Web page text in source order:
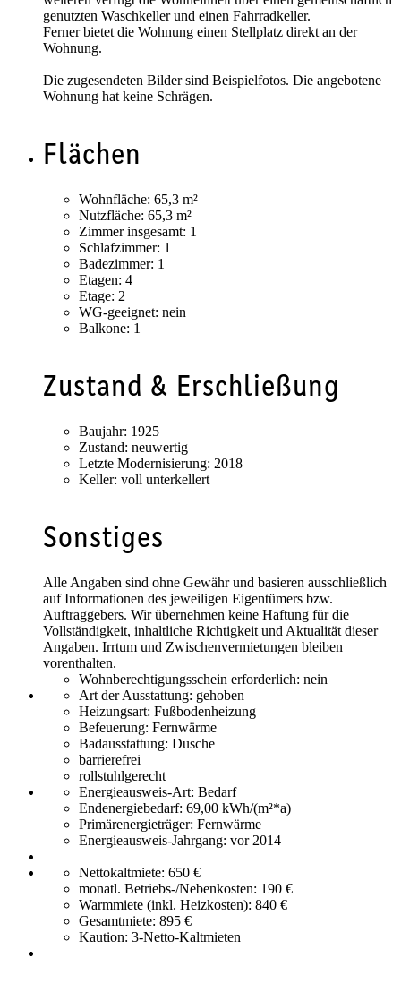
genutzten Waschkeller und einen Fahrradkeller.
Ferner bietet die Wohnung einen Stellplatz direkt an der
Wohnung.
Die zugesendeten Bilder sind Beispielfotos. Die angebotene
Wohnung hat keine Schrägen.
Flächen
Wohnfläche: 65,3 m²
Nutzfläche: 65,3 m²
Zimmer insgesamt: 1
Schlafzimmer: 1
Badezimmer: 1
Etagen: 4
Etage: 2
WG-geeignet: nein
Balkone: 1
Zustand & Erschließung
Baujahr: 1925
Zustand: neuwertig
Letzte Modernisierung: 2018
Keller: voll unterkellert
Sonstiges
Alle Angaben sind ohne Gewähr und basieren ausschließlich
auf Informationen des jeweiligen Eigentümers bzw.
Auftraggebers. Wir übernehmen keine Haftung für die
Vollständigkeit, inhaltliche Richtigkeit und Aktualität dieser
Angaben. Irrtum und Zwischenvermietungen bleiben
vorenthalten.
Wohnberechtigungsschein erforderlich: nein
Art der Ausstattung: gehoben
Heizungsart: Fußbodenheizung
Befeuerung: Fernwärme
Badausstattung: Dusche
barrierefrei
rollstuhlgerecht
Energieausweis-Art: Bedarf
Endenergiebedarf: 69,00 kWh/(m²*a)
Primärenergieträger: Fernwärme
Energieausweis-Jahrgang: vor 2014
Nettokaltmiete: 650 €
monatl. Betriebs-/Nebenkosten: 190 €
Warmmiete (inkl. Heizkosten): 840 €
Gesamtmiete: 895 €
Kaution: 3-Netto-Kaltmieten